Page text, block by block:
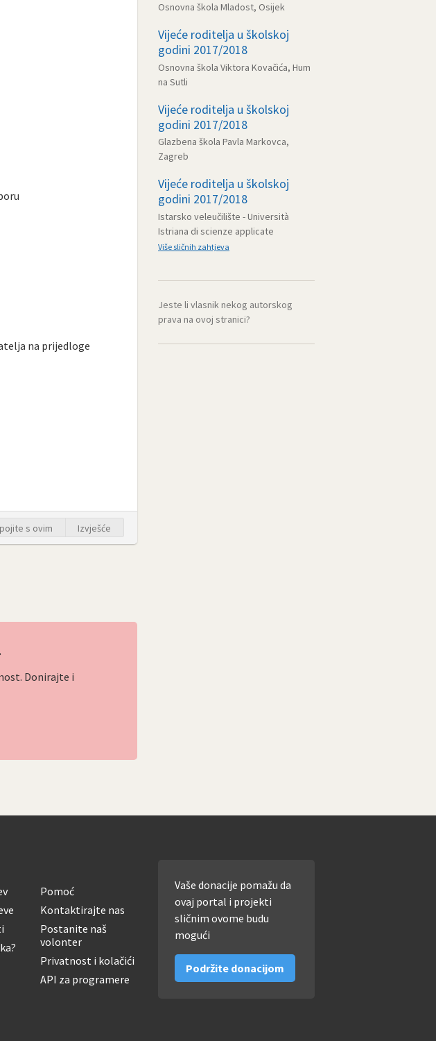
na prijedloge
s ovim Izvješće
Donirajte i
Osnovna škola Mladost, Osijek
Vijeće roditelja u školskoj
godini 2017/2018
Osnovna škola Viktora Kovačića, Hum
na Sutli
Vijeće roditelja u školskoj
godini 2017/2018
Glazbena škola Pavla Markovca,
Zagreb
Vijeće roditelja u školskoj
godini 2017/2018
Istarsko veleučilište - Università
Istriana di scienze applicate
Više sličnih zahtjeva
Jeste li vlasnik nekog autorskog
prava na ovoj stranici?
Pomoć
Kontaktirajte nas
Postanite naš
volonter
Privatnost i kolačići
API za programere
Vaše donacije pomažu da
ovaj portal i projekti
sličnim ovome budu
mogući
Podržite donacijom